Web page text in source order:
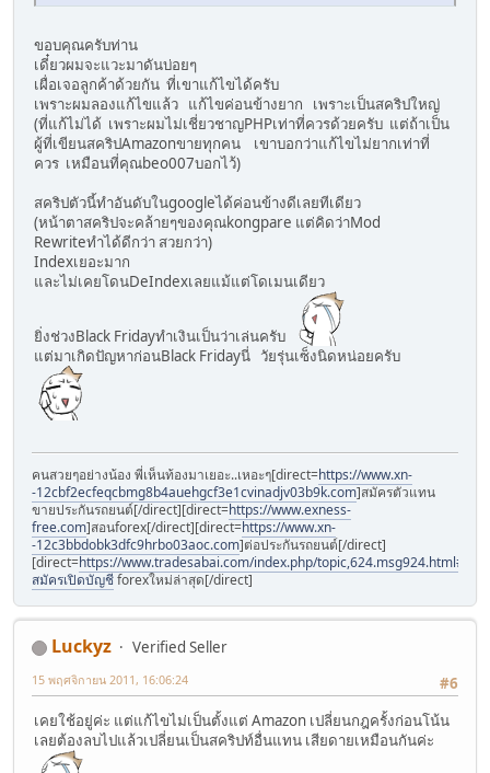
ขอบคุณครับท่าน
เดี๋ยวผมจะแวะมาดันบ่อยๆ
เผื่อเจอลูกค้าด้วยกัน ที่เขาแก้ไขได้ครับ
เพราะผมลองแก้ไขแล้ว แก้ไขค่อนข้างยาก เพราะเป็นสคริปใหญ่
(ที่แก้ไม่ได้ เพราะผมไม่เชี่ยวชาญPHPเท่าที่ควรด้วยครับ แต่ถ้าเป็น
ผู้ที่เขียนสคริปAmazonขายทุกคน เขาบอกว่าแก้ไขไม่ยากเท่าที่
ควร เหมือนที่คุณbeo007บอกไว้)
สคริปตัวนี้ทำอันดับในgoogleได้ค่อนข้างดีเลยทีเดียว
(หน้าตาสคริปจะคล้ายๆของคุณkongpare แต่คิดว่าMod
Rewriteทำได้ดีกว่า สวยกว่า)
Indexเยอะมาก
และไม่เคยโดนDeIndexเลยแม้แต่โดเมนเดียว
ยิ่งช่วงBlack Fridayทำเงินเป็นว่าเล่นครับ
แต่มาเกิดปัญหาก่อนBlack Fridayนี่ วัยรุ่นเซ็งนิดหน่อยครับ
คนสวยๆอย่างน้อง พี่เห็นท้องมาเยอะ..เหอะๆ[direct=https://www.xn-
-12cbf2ecfeqcbmg8b4auehgcf3e1cvinadjv03b9k.com]สมัครตัวแทน
ขายประกันรถยนต์[/direct][direct=https://www.exness-
free.com]สอนforex[/direct][direct=https://www.xn-
-12c3bbdobk3dfc9hrbo03aoc.com]ต่อประกันรถยนต์[/direct]
[direct=https://www.tradesabai.com/index.php/
สมัครเปิดบัญชีforexใหม่ล่าสุด[/direct]
Luckyz
Verified Seller
#6
15 พฤศจิกายน 2011, 16:06:24
เคยใช้อยู่ค่ะ แต่แก้ไขไม่เป็นตั้งแต่ Amazon เปลี่ยนกฎครั้งก่อนโน้น
เลยต้องลบไปแล้วเปลี่ยนเป็นสคริปท์อื่นแทน เสียดายเหมือนกันค่ะ